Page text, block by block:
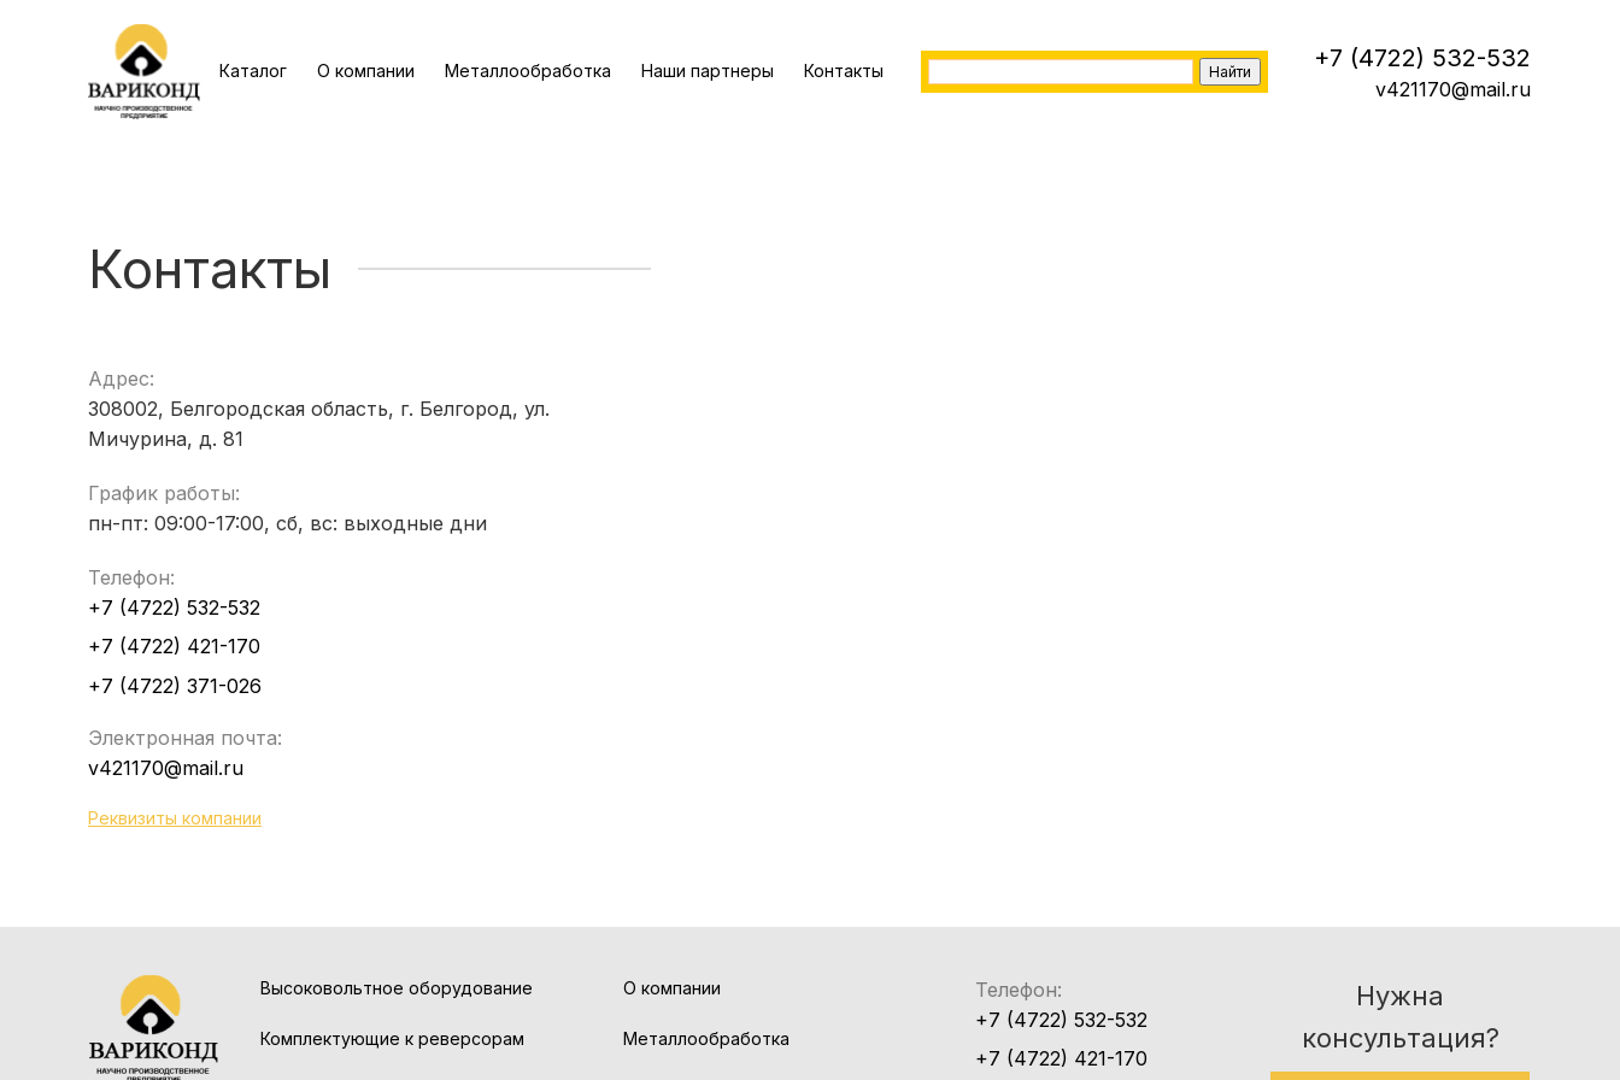
Каталог О компании Металлообработка Наши партнеры Контакты +7 (4722) 532-532
v421170@mail.ru
Контакты
Адрес:
308002, Белгородская область, г. Белгород, ул.
Мичурина, д. 81
График работы:
пн-пт: 09:00-17:00, сб, вс: выходные дни
Телефон:
+7 (4722) 532-532
+7 (4722) 421-170
+7 (4722) 371-026
Электронная почта:
v421170@mail.ru
Реквизиты компании
Высоковольтное оборудование
Комплектующие к реверсорам
О компании
Металлообработка
Телефон:
+7 (4722) 532-532
+7 (4722) 421-170
Нужна
консультация?